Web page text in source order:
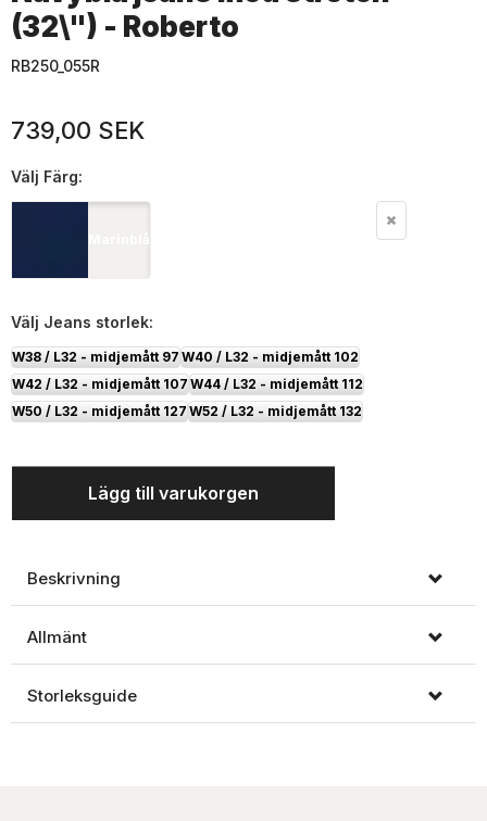
(32\") - Roberto
RB250_055R
739,00 SEK
Välj Färg:
Marinblå
Välj Jeans storlek:
W38 / L32 - midjemått 97 W40 / L32 - midjemått 102
W42 / L32 - midjemått 107 W44 / L32 - midjemått 112
W50 / L32 - midjemått 127 W52 / L32 - midjemått 132
Lägg till varukorgen
Beskrivning
Allmänt
Storleksguide